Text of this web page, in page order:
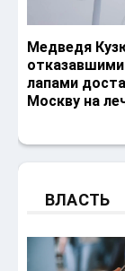
Медведя
лапами
Москву на
ВЛАСТЬ